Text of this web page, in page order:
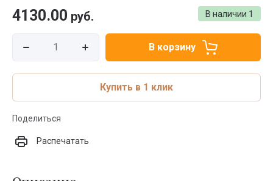
В наличии 1
4130.00 руб.
В корзину
Купить в 1 клик
Поделиться
Распечатать